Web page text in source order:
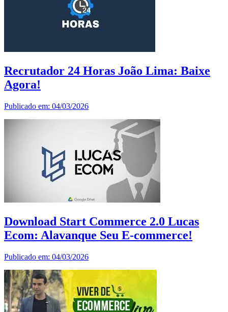
Recrutador 24 Horas João Lima: Baixe
Agora!
Publicado em: 04/03/2026
Download Start Commerce 2.0 Lucas
Ecom: Alavanque Seu E-commerce!
Publicado em: 04/03/2026